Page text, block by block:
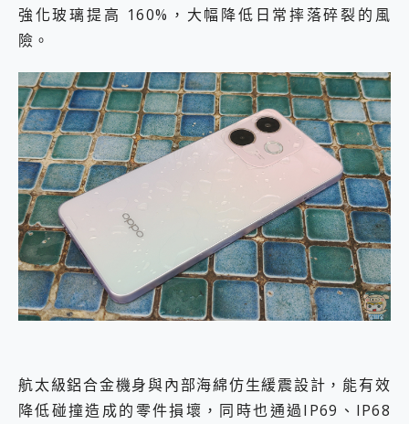
強化玻璃提高 160%，大幅降低日常摔落碎裂的風
險。
航太級鋁合金機身與內部海綿仿生緩震設計，能有效
降低碰撞造成的零件損壞，同時也通過IP69、IP68